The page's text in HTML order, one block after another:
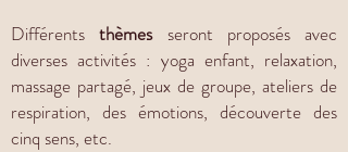
Différentsthèmesseront proposés avec
diverses activités : yoga enfant, relaxation,
massage partagé, jeux de groupe, ateliers de
respiration, des émotions, découverte des
cinq sens, etc.